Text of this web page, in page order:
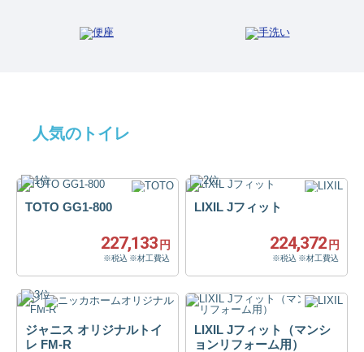
人気のトイレ
TOTO GG1-800
227,133円
※税込 ※材工費込
LIXIL Jフィット
224,372円
※税込 ※材工費込
ジャニス オリジナルトイ
レ FM-R
LIXIL Jフィット（マンシ
ョンリフォーム用）